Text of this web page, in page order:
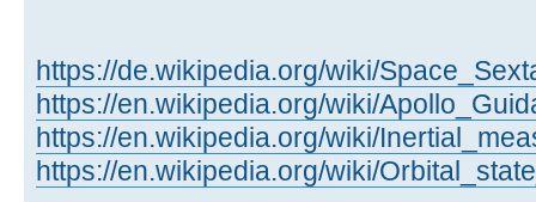
https://de.wikipedia.org/wiki/
https://en.wikipedia.org/wiki/
https://en.wikipedia.org/wiki/
https://en.wikipedia.org/wiki/